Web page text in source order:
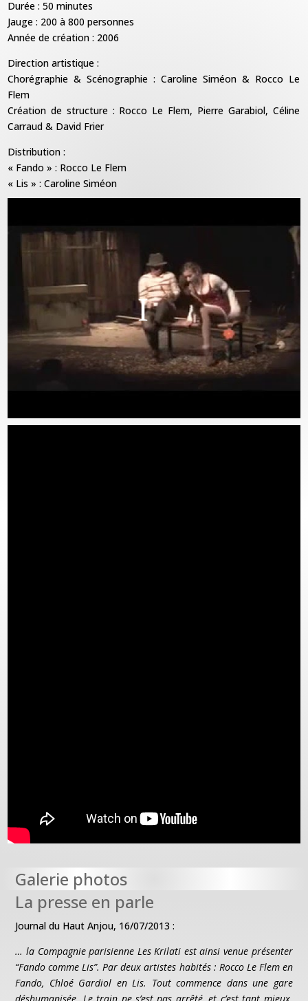
Durée : 50 minutes
Jauge : 200 à 800 personnes
Année de création : 2006
Direction artistique :
Chorégraphie & Scénographie : Caroline Siméon & Rocco Le
Flem
Création de structure : Rocco Le Flem, Pierre Garabiol, Céline
Carraud & David Frier
Distribution :
« Fando » : Rocco Le Flem
« Lis » : Caroline Siméon
Galerie photos
La presse en parle
Journal du Haut Anjou, 16/07/2013 :
… la Compagnie parisienne Les Krilati est ainsi venue présenter
“Fando comme Lis”. Par deux artistes habités : Rocco Le Flem en
Fando, Chloé Gardiol en Lis. Tout commence dans une gare